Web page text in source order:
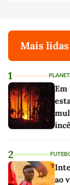
Mais lidas
1
Em
2
ao